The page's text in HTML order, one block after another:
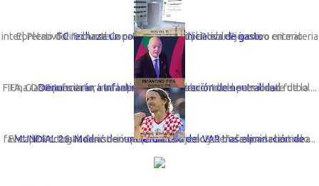
TC rechaza un congreso con iniciativa de gasto
El Pleno del Tribunal Constitucional (TC) estableció como criterio interpretativo vinculante la preeminencia del Poder Ejecutivo en materia ...
Denunciarán a Infantino por vulneración de neutralidad
Una ONG presentará una denuncia formal contra el presidente de la FIFA, Gianni Infantino, tras la polémica anulación de la sanción al futbol...
MUNDIAL 26: Modrić denuncia mal uso del VAR tras eliminación de Croacia
El capitán croata denunció que el arbitraje actuó de forma selectiva a favor de Portugal. Cuestiona el penal cobrado y señala que la tecnolo...